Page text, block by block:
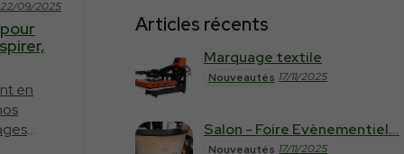
Articles récents
Nouveautés 17/11/2025
Marquage textile
Nouveautés 17/11/2025
Salon - Foire Evènementiel...
22/09/2025
en